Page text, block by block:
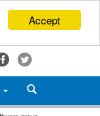
Accept